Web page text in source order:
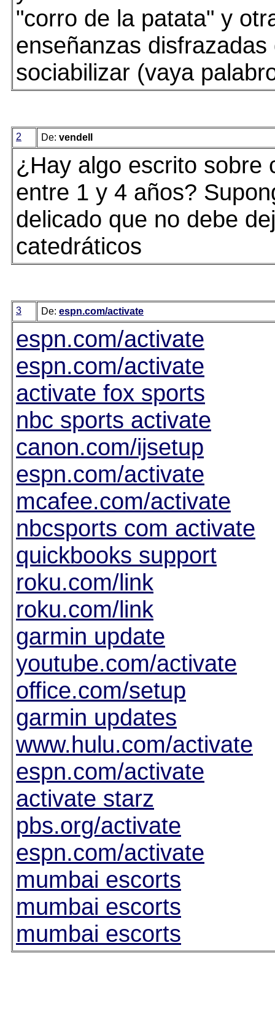
"corro de la patata" y
enseñanzas
sociabilizar (vaya
2 De: vendell
¿Hay algo escrito sobre
entre 1 y 4 años?
delicado que no debe
catedráticos
3 De: espn.com/activate
espn.com/activate
espn.com/activate
activate fox sports
nbc sports activate
canon.com/ijsetup
espn.com/activate
mcafee.com/activate
nbcsports com activate
quickbooks support
roku.com/link
roku.com/link
garmin update
youtube.com/activate
office.com/setup
garmin updates
www.hulu.com/activate
espn.com/activate
activate starz
pbs.org/activate
espn.com/activate
mumbai escorts
mumbai escorts
mumbai escorts